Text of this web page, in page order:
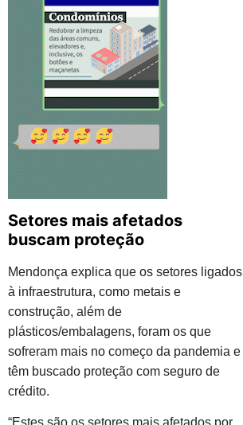
Setores mais afetados
buscam proteção
Mendonça explica que os setores ligados
à infraestrutura, como metais e
construção, além de
plásticos/embalagens, foram os que
sofreram mais no começo da pandemia e
têm buscado proteção com seguro de
crédito.
“Estes são os setores mais afetados por